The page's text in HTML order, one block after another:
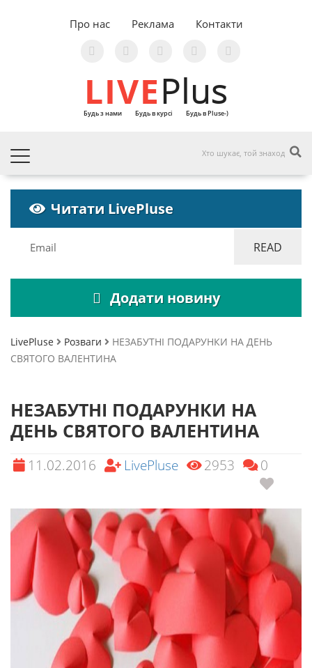
Про нас Реклама Контакти
LIVEPlus
Будь з нами Будь в курсі Будь в Pluse-)
Читати LivePluse
Додати новину
LivePluse Розваги
НЕЗАБУТНІ ПОДАРУНКИ НА ДЕНЬ
СВЯТОГО ВАЛЕНТИНА
НЕЗАБУТНІ ПОДАРУНКИ НА
ДЕНЬ СВЯТОГО ВАЛЕНТИНА
11.02.2016 LivePluse 2953 0